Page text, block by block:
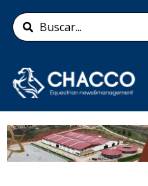
contenido
Search
...
Añade aquí tu texto de
cabecera